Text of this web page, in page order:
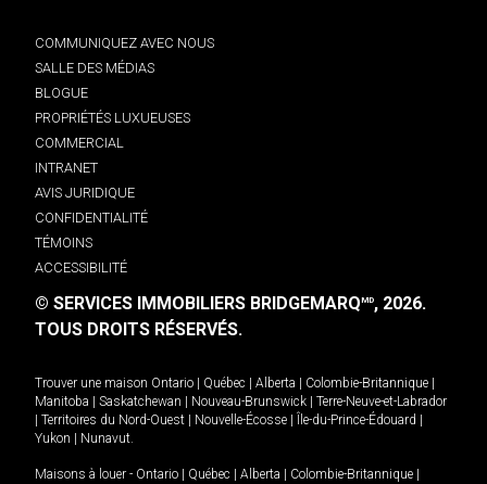
COMMUNIQUEZ AVEC NOUS
SALLE DES MÉDIAS
BLOGUE
PROPRIÉTÉS LUXUEUSES
COMMERCIAL
INTRANET
AVIS JURIDIQUE
CONFIDENTIALITÉ
TÉMOINS
ACCESSIBILITÉ
© SERVICES IMMOBILIERS BRIDGEMARQMD, 2026.
TOUS DROITS RÉSERVÉS.
Trouver une maison Ontario Québec Alberta Colombie-Britannique
Manitoba
Saskatchewan Nouveau-Brunswick
Terre-Neuve-et-Labrador
Territoires du Nord-Ouest Nouvelle-Écosse Île-du-Prince-Édouard
Yukon
Nunavut.
Maisons à louer - Ontario Québec Alberta Colombie-Britannique